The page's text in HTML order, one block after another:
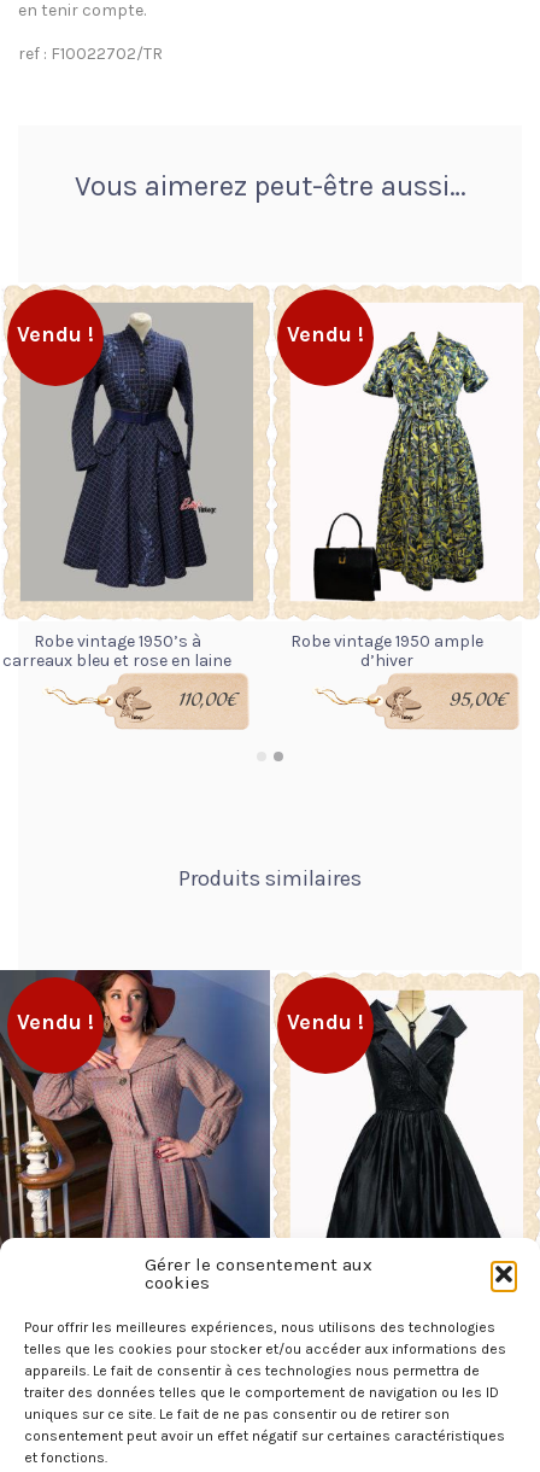
Gérer le consentement aux
cookies
Pour offrir les meilleures expériences, nous utilisons des technologies
telles que les cookies pour stocker et/ou accéder aux informations des
appareils. Le fait de consentir à ces technologies nous permettra de
traiter des données telles que le comportement de navigation ou les ID
uniques sur ce site. Le fait de ne pas consentir ou de retirer son
consentement peut avoir un effet négatif sur certaines caractéristiques
et fonctions.
en tenir compte.
ref : F10022702/TR
Vous aimerez peut-être aussi…
Vendu !
Robe vintage 1950’s à
carreaux bleu et rose en laine
110,00€
Vendu !
Robe vintage 1950 ample
d’hiver
95,00€
Produits similaires
Vendu !
Robe vintage 1950’s grise à
carreaux rouge en laine
89,00 €
LIRE LA SUITE
Vendu !
Robe vintage de soirée noire
style rockabilly « donella «
160,00€
LIRE LA SUITE